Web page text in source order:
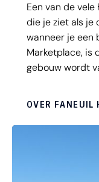
Een van de
die je ziet als je
wanneer je een
Marketplace, is
gebouw wordt
van het
OVER FANEUIL